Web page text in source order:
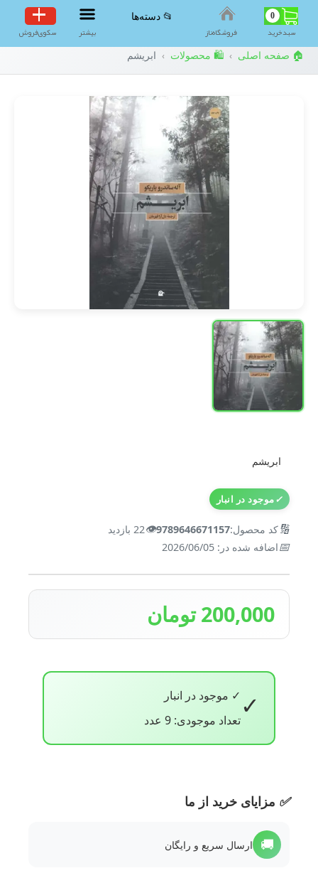
0
سبد‌خرید فروشگاه‌ناز
📂 دسته‌ها
بیشتر سکوی‌فروش
🏠 صفحه اصلی › 🛍️ محصولات › ابریشم
ابریشم
✓موجود در انبار
🔢کد محصول:9789646671157
👁️22 بازدید
📅اضافه شده در: 2026/06/05
200,000 تومان
✓ ✓ موجود در انبار
تعداد موجودی: 9 عدد
✅ مزایای خرید از ما
🚚 ارسال سریع و رایگان